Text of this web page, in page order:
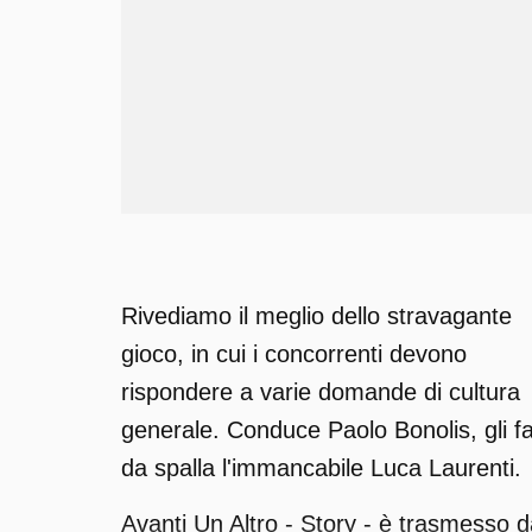
Rivediamo il meglio dello stravagante
gioco, in cui i concorrenti devono
rispondere a varie domande di cultura
generale. Conduce Paolo Bonolis, gli
da spalla l'immancabile Luca Laurenti.
Avanti Un Altro - Story - è trasmesso